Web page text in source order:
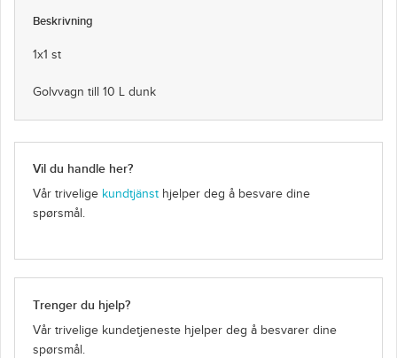
Beskrivning
1x1 st
Golvvagn till 10 L dunk
Vil du handle her?
Vår trivelige kundtjänst hjelper deg å besvare dine
spørsmål.
Trenger du hjelp?
Vår trivelige kundetjeneste hjelper deg å besvarer dine
spørsmål.